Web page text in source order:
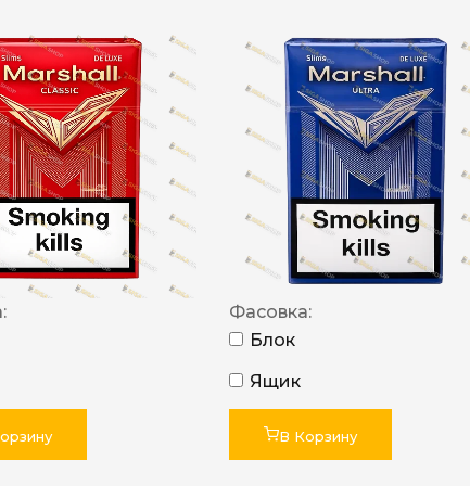
Focus
De Santis
MONUS
NERO
NERO
Гуцульскі
Italian Blend 821
JM
MAN
Фасовка:
Блок
Ящик
В Корзину